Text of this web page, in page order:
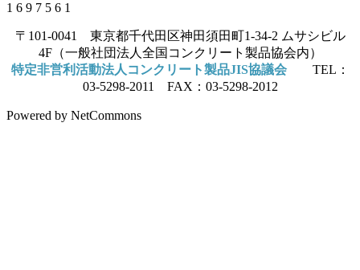
1 6 9 7 5 6 1
〒101-0041 東京都千代田区神田須田町1-34-2 ムサシビル
4F（一般社団法人全国コンクリート製品協会内）
特定非営利活動法人コンクリート製品JIS協議会 TEL：
03-5298-2011 FAX：03-5298-2012
Powered by NetCommons